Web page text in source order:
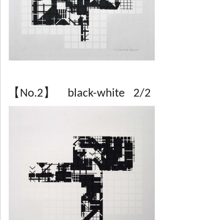
【No.2】 black-white 2/2